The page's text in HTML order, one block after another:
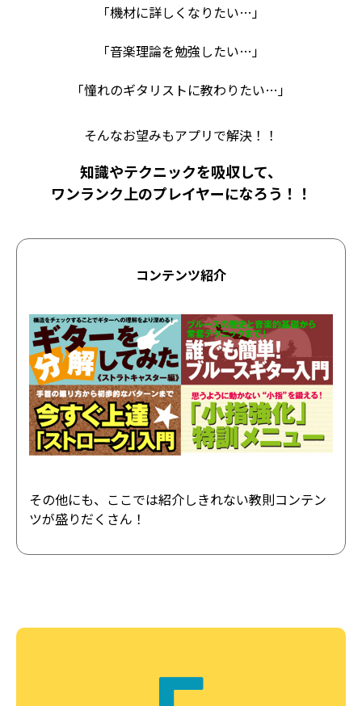
「機材に詳しくなりたい…」
「音楽理論を勉強したい…」
「憧れのギタリストに教わりたい…」
そんなお望みもアプリで解決！！
知識やテクニックを吸収して、
ワンランク上のプレイヤーになろう！！
コンテンツ紹介
その他にも、ここでは紹介しきれない教則コンテン
ツが盛りだくさん！